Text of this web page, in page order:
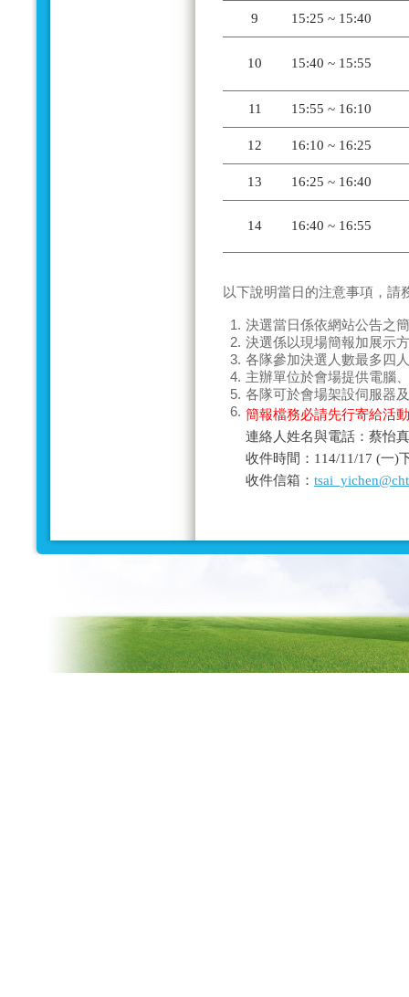
9 15:25 ~ 15:40
10 15:40 ~ 15:55
11 15:55 ~ 16:10
12 16:10 ~ 16:25
13 16:25 ~ 16:40
14 16:40 ~ 16:55
以下說明當日的注意事項 ，請
1. 決選當日係依網站公告之
2. 決選係以現場簡報加展示
3. 各隊參加決選人數最多四人
4. 主辦單位於會場提供電腦
5. 各隊可於會場架設伺服器
6. 簡報檔務必請先行寄給活
連絡人姓名與電話：蔡怡
收件時間：114/11/17 (一)
收件信箱：